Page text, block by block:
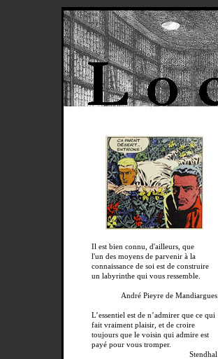
Il est bien connu, d'ailleurs, que
l'un des moyens de parvenir à la
connaissance de soi est de construire
un labyrinthe qui vous ressemble.
André Pieyre de Mandiargues
L’essentiel est de n’admirer que ce qui
fait vraiment plaisir, et de croire
toujours que le voisin qui admire est
payé pour vous tromper.
Stendhal